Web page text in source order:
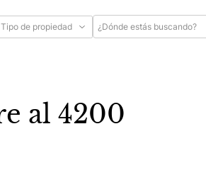
Tipo de propiedad
Barreiro Aguirre al 4200